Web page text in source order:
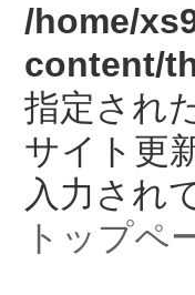
/home/
content/
指定され
サイト更
入力され
トップペ